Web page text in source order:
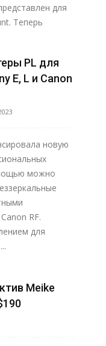
для
Теперь
PL для
E, L и Canon
новую
можно
RF.
для
Meike